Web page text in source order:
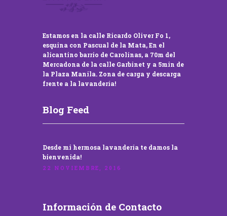
Estamos en la calle Ricardo Oliver Fo 1,
esquina con Pascual de la Mata, En el
alicantino barrio de Carolinas, a 70m del
Mercadona de la calle Garbinet y a 5min de
la Plaza Manila. Zona de carga y descarga
frente a la lavandería!
Blog Feed
Desde mi hermosa lavandería te damos la
bienvenida!
22 NOVIEMBRE, 2016
Información de Contacto